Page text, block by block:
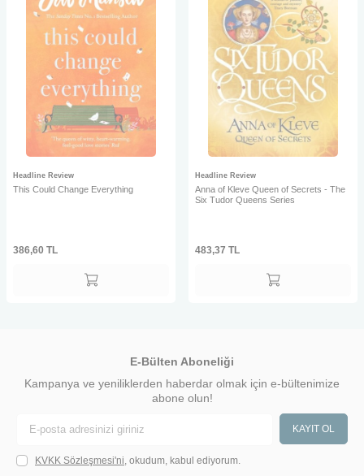
Headline Review
This Could Change Everything
386,60 TL
Headline Review
Anna of Kleve Queen of Secrets - The
Six Tudor Queens Series
483,37 TL
E-Bülten Aboneliği
Kampanya ve yeniliklerden haberdar olmak için e-bültenimize
abone olun!
KAYIT OL
KVKK Sözleşmesi'ni , okudum, kabul ediyorum.